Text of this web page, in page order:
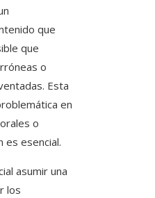
que
que
o
Esta
en
o
es esencial.
asumir una
los